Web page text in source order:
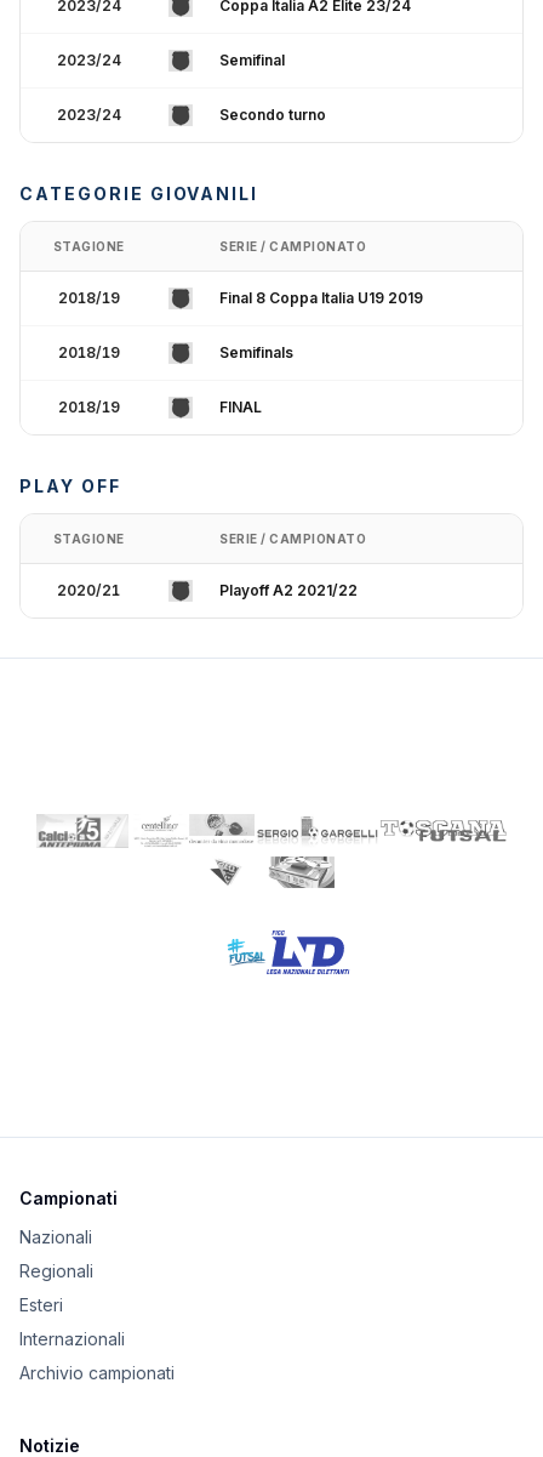
2023/24 Coppa Italia A2 Elite 23/24
2023/24 Semifinal
2023/24 Secondo turno
CATEGORIE GIOVANILI
STAGIONE SERIE / CAMPIONATO
2018/19 Final 8 Coppa Italia U19 2019
2018/19 Semifinals
2018/19 FINAL
PLAY OFF
STAGIONE SERIE / CAMPIONATO
2020/21 Playoff A2 2021/22
Campionati
Nazionali
Regionali
Esteri
Internazionali
Archivio campionati
Notizie